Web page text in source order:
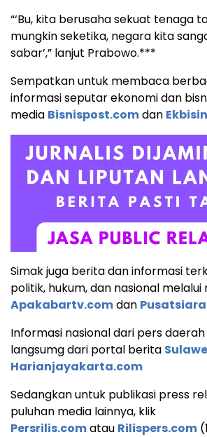
“‘Bu, kita berusaha sekuat tenaga
mungkin seketika, negara kita
sabar’,” lanjut Prabowo.***
Sempatkan untuk membaca
informasi seputar ekonomi dan
media Bisnispost.comdan
Simak juga berita dan informasi
politik, hukum, dan nasional melalui
Apakabartv.comdan
Informasi nasional dari pers
langsumg dari portal berita
Harianjayakarta.com
Sedangkan untuk publikasi press
puluhan media lainnya, klik
Persrilis.comatau Rilispers.com